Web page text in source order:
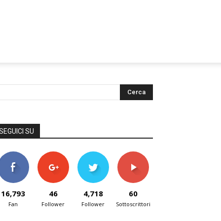
SU
16,793
Fan
46
Follower
4,718
Follower
60
Sottoscrittori